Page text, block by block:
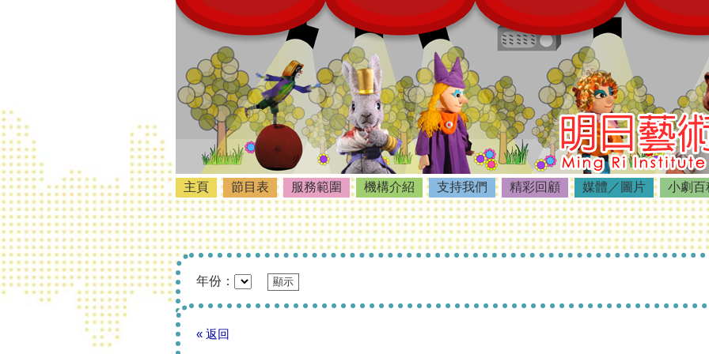
主頁 節目表 服務範圍 機構介紹 支持我們 精彩回顧 媒體／圖片 小劇百
年份：
« 返回